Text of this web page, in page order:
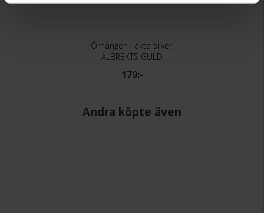
Örhängen i äkta silver.
ALBREKTS GULD
179:-
Andra köpte även